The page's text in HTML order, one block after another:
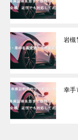
岩槻
幸手